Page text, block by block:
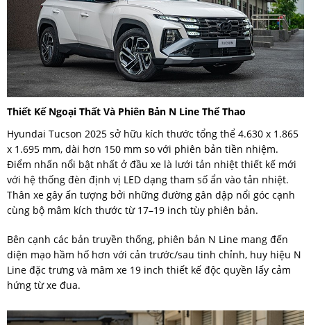
Thiết Kế Ngoại Thất Và Phiên Bản N Line Thể Thao
Hyundai Tucson 2025 sở hữu kích thước tổng thể 4.630 x 1.865
x 1.695 mm, dài hơn 150 mm so với phiên bản tiền nhiệm.
Điểm nhấn nổi bật nhất ở đầu xe là lưới tản nhiệt thiết kế mới
với hệ thống đèn định vị LED dạng tham số ẩn vào tản nhiệt.
Thân xe gây ấn tượng bởi những đường gân dập nổi góc cạnh
cùng bộ mâm kích thước từ 17–19 inch tùy phiên bản.
Bên cạnh các bản truyền thống, phiên bản N Line mang đến
diện mạo hầm hố hơn với cản trước/sau tinh chỉnh, huy hiệu N
Line đặc trưng và mâm xe 19 inch thiết kế độc quyền lấy cảm
hứng từ xe đua.